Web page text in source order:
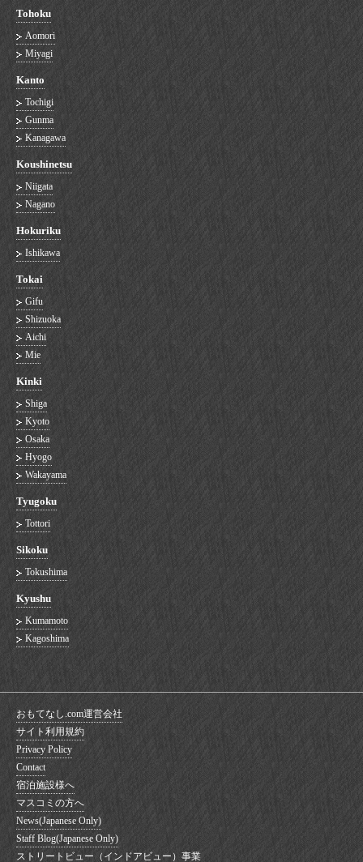
Tohoku
Aomori
Miyagi
Kanto
Tochigi
Gunma
Kanagawa
Koushinetsu
Niigata
Nagano
Hokuriku
Ishikawa
Tokai
Gifu
Shizuoka
Aichi
Mie
Kinki
Shiga
Kyoto
Osaka
Hyogo
Wakayama
Tyugoku
Tottori
Sikoku
Tokushima
Kyushu
Kumamoto
Kagoshima
おもてなし.com運営会社
サイト利用規約
Privacy Policy
Contact
宿泊施設様へ
マスコミの方へ
News(Japanese Only)
Staff Blog(Japanese Only)
ストリートビュー（インドアビュー）事業